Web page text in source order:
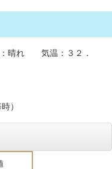
晴れ 気温：３２．
）